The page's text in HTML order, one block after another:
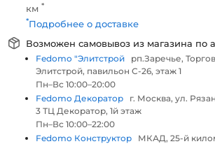
км *
*Подробнее о доставке
Возможен самовывоз из магазина по
Fedomo "Элитстрой
рп.Заречье,
Элитстрой, павильон С-26, этаж 1
Пн–Вс 10:00–20:00
Fedomo Декоратор
г. Москва, ул.
3 ТЦ Декоратор, 1й этаж
Пн–Вс 10:00–22:00
Fedomo Конструктор
МКАД, 25-й